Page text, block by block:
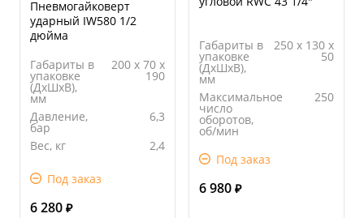
Пневмогайковерт
ударный IW580 1/2
дюйма
Габариты в
упаковке
(ДхШхВ),
мм
200 х 70 х
190
Давление,
бар
6,3
Вес, кг
2,4
упаковки,
мм Под заказ
6 280 ₽
Габариты в
упаковке
(ДхШхВ),
мм
250 х 130 х
50
Максимальное
число
оборотов,
об/мин
250
Длина
мм
Под заказ
6 980 ₽